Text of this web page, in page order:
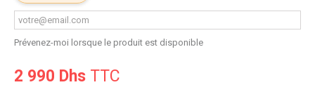
Prévenez-moi lorsque le produit est disponible
2 990 Dhs TTC